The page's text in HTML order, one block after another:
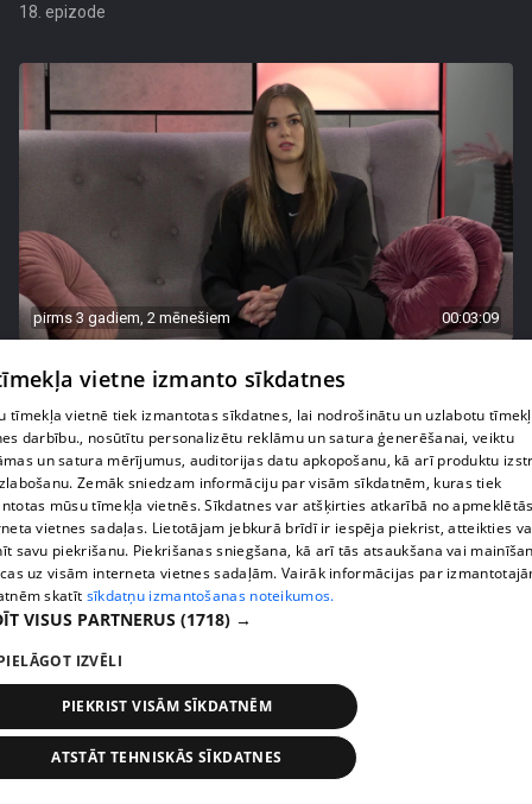
18. epizode
pirms 3 gadiem, 2 mēnešiem 00:03:09
18. epizode
pirms 3 gadiem, 2 mēnešiem
Katrīna Gupalo dalās pārdomās par brīžiem, kad
viņa sajūtas seksīga
17. epizode
vietne izmanto sīkdatnes
tīmekļa vietnē tiek izmantotas sīkdatnes, lai nodrošinātu un uzlabotu
darbību., nosūtītu personalizētu reklāmu un satura ģenerēšanai, veiktu
un satura mērījumus, auditorijas datu apkopošanu, kā arī produktu
Zemāk sniedzam informāciju par visām sīkdatnēm, kuras tiek
mūsu tīmekļa vietnēs. Sīkdatnes var atšķirties atkarībā no
vietnes sadaļas. Lietotājam jebkurā brīdī ir iespēja piekrist, atteikties
savu piekrišanu. Piekrišanas sniegšana, kā arī tās atsaukšana vai
uz visām interneta vietnes sadaļām. Vairāk informācijas par
skatīt sīkdatņu izmantošanas noteikumos.
VISUS PARTNERUS (1718) →
IZVĒLI
PIEKRIST VISĀM SĪKDATNĒM
ATSTĀT TEHNISKĀS SĪKDATNES